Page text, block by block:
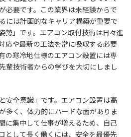
必要です。この業界は未経験からで
には計画的なキャリア構築が重要で
勢」です。エアコン取付技術は日々進
応や最新の工法を常に吸収する必要
の寒冷地仕様のエアコン設置には専
輩技術者からの学びを大切にしまし
安全意識」です。エアコン設置は高
多く、体力的にハードな面がありま
に集中して仕事が増えるため、自己
として長く働くには、安全を最優先